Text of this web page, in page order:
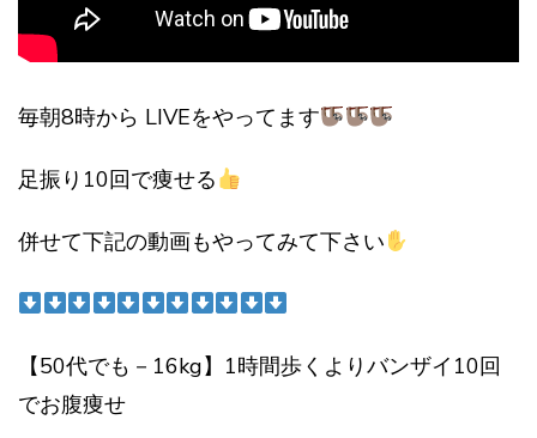
毎朝8時から LIVEをやってます
足振り10回で痩せる
併せて下記の動画もやってみて下さい
【50代でも－16kg】1時間歩くよりバンザイ10回
でお腹痩せ